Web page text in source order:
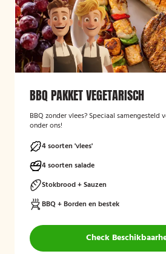
BBQ PAKKET VEGETARISCH
BBQ zonder vlees? Speciaal samengesteld
onder ons!
4 soorten 'vlees'
4 soorten salade
Stokbrood + Sauzen
BBQ + Borden en bestek
Check